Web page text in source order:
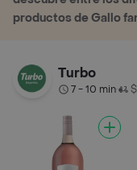
productos de Gallo
Turbo
7 - 10 min•